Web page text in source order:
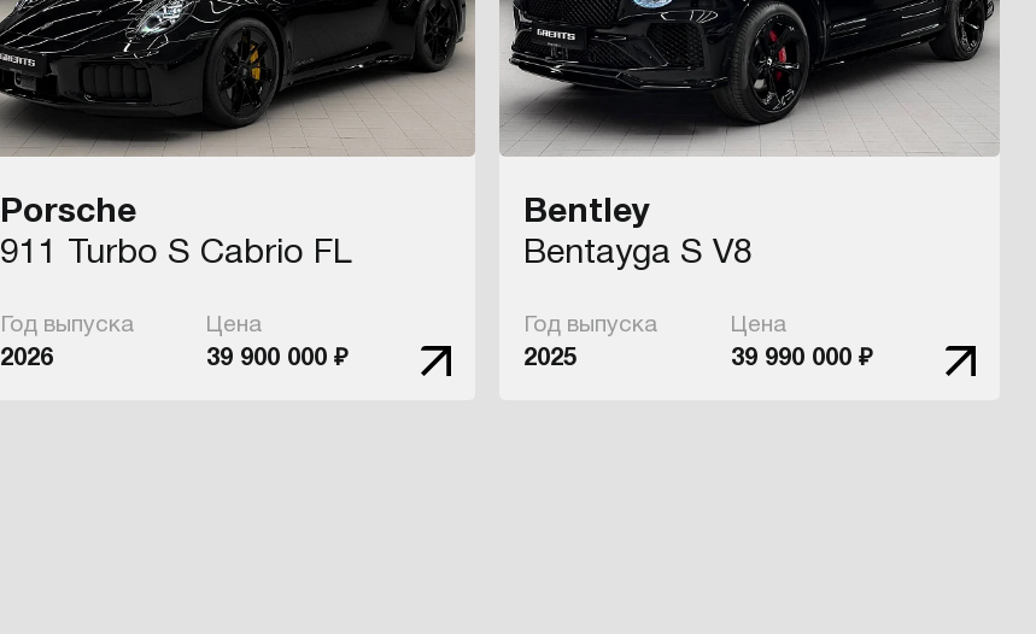
Porsche
911 Turbo S Cabrio FL
Год выпуска
2026
Цена
39 900 000 ₽
Bentley
Bentayga S V8
Год выпуска
2025
Цена
39 990 000 ₽